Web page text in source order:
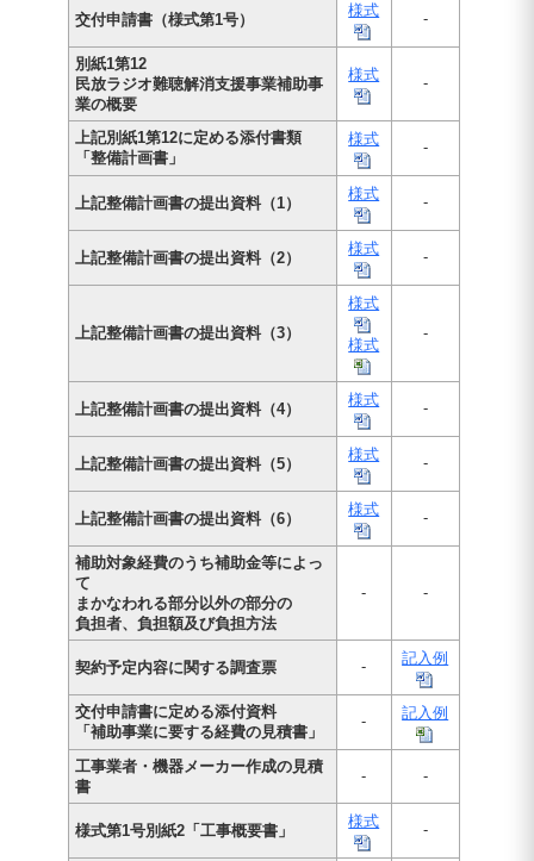
交付申請書（様式第1号）
様式 -
別紙1第12
民放ラジオ難聴解消支援事業補助事
業の概要
様式 -
上記別紙1第12に定める添付書類
「整備計画書」
様式 -
上記整備計画書の提出資料（1）
様式 -
上記整備計画書の提出資料（2）
様式 -
上記整備計画書の提出資料（3）
様式
様式
-
上記整備計画書の提出資料（4）
様式 -
上記整備計画書の提出資料（5）
様式 -
上記整備計画書の提出資料（6）
様式 -
補助対象経費のうち補助金等によっ
て
まかなわれる部分以外の部分の
負担者、負担額及び負担方法
- -
契約予定内容に関する調査票 - 記入例
交付申請書に定める添付資料
「補助事業に要する経費の見積書」
- 記入例
工事業者・機器メーカー作成の見積
書
- -
様式第1号別紙2「工事概要書」
様式 -